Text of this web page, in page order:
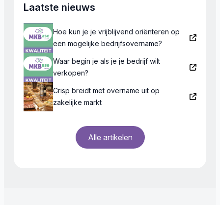
Laatste nieuws
Hoe kun je je vrijblijvend oriënteren op
een mogelijke bedrijfsovername?
Waar begin je als je je bedrijf wilt
verkopen?
Crisp breidt met overname uit op
zakelijke markt
Alle artikelen